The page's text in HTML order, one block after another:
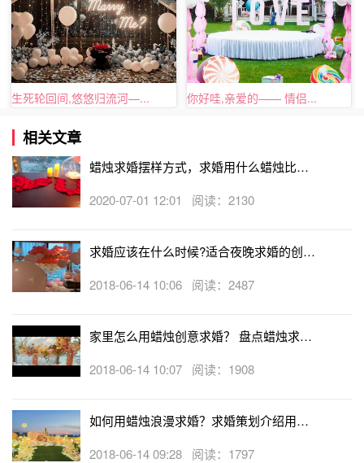
求婚惊喜三、蜡烛求婚
型，比如我们可以将
可能需要你准备很多只蜡烛，但为了能给她一次浪漫的求
婚，这样的准备是很有必要的。一个超级大的桃心形代表的
有“我爱你、ILOVEYOU、嫁给我吧”等，一句简单的
白词，直接表达了自己的心意。另外也可以将蜡烛摆放成两
颗桃心一只箭(穿心箭)形，寓意着两个人心连着心，永远也
生死轮回间,悠悠归流河—... 你好哇,亲爱的—— 情侣...
相关文章
蜡烛求婚摆样方式，求婚用什么蜡烛比较
2020-07-01 12:01 阅读：2130
求婚应该在什么时候?适合夜晚求婚的创意
2018-06-14 10:06 阅读：2487
家里怎么用蜡烛创意求婚？ 盘点蜡烛求婚
2018-06-14 10:07 阅读：1908
如何用蜡烛浪漫求婚？求婚策划介绍用蜡
2018-06-14 09:28 阅读：1797